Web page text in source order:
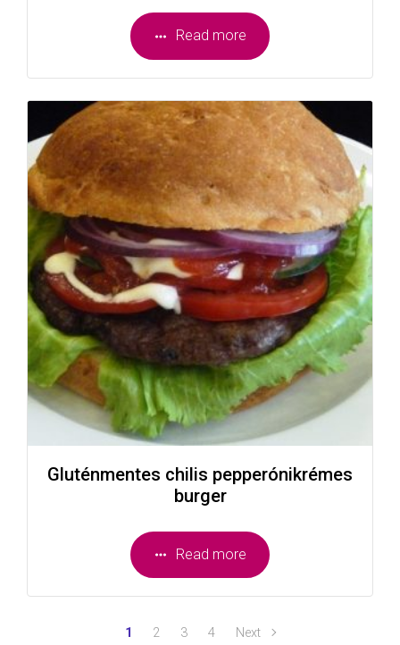
Read more
Gluténmentes chilis pepperónikrémes
burger
Read more
1 2 3 4 Next